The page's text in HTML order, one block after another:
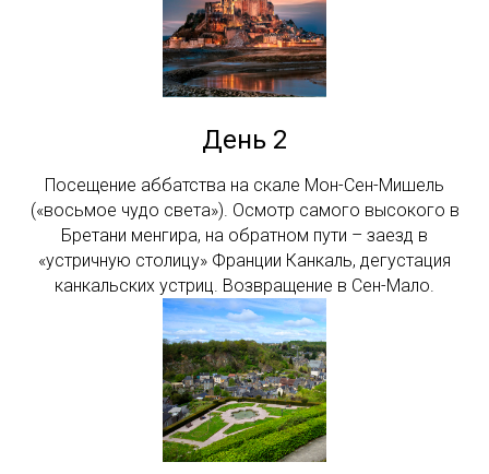
День 2
Посещение аббатства на скале Мон-Сен-Мишель
(«восьмое чудо света»). Осмотр самого высокого в
Бретани менгира, на обратном пути – заезд в
«устричную столицу» Франции Канкаль, дегустация
канкальских устриц. Возвращение в Сен-Мало.